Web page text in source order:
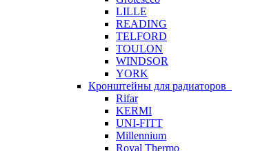
LILLE
READING
TELFORD
TOULON
WINDSOR
YORK
Кронштейны для радиаторов
Rifar
KERMI
UNI-FITT
Millennium
Royal Thermo